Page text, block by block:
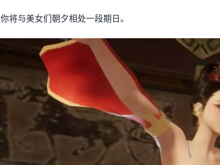
你将与美女们朝夕相处一段期日。